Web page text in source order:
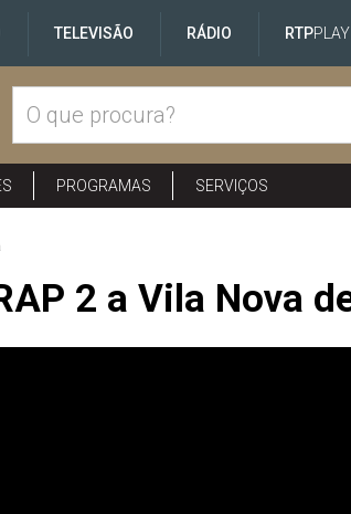
TELEVISÃO RÁDIO RTPPLAY
PROGRAMAS SERVIÇOS
2 a Vila Nova